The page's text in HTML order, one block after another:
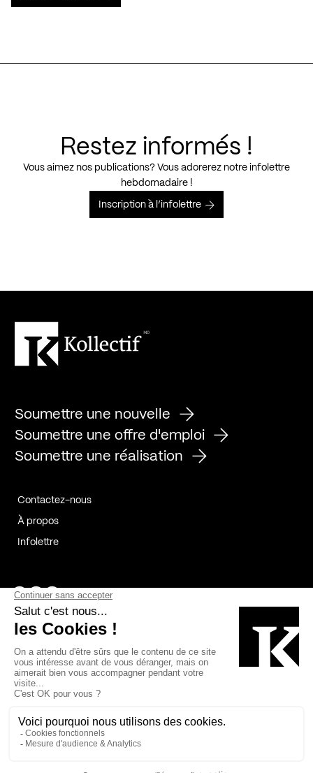
Restez informés !
Vous aimez nos publications? Vous adorerez notre infolettre
hebdomadaire !
Inscription à l’infolettre
Soumettre une nouvelle
Soumettre une offre d'emploi
Soumettre une réalisation
Contactez-nous
À propos
Infolettre
Page Facebook de Kollectif
Page Instagram de Kollectif
Page Linkedin de Kollectif
Bâtiment-Durable-Québec-1
Esquisses-1IRAC-1
MP-1 v2com-1